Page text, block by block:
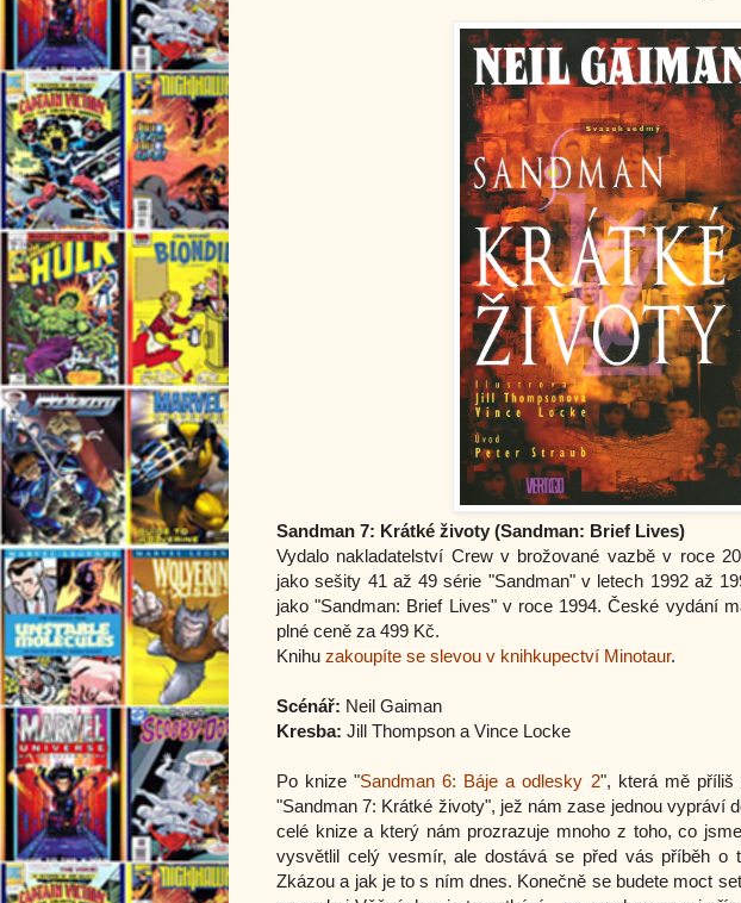
Sandman 7: Krátké životy (Sandman: Brief Lives)
Vydalo nakladatelství Crew v brožované vazbě v roce
jako sešity 41 až 49 série "Sandman" v letech 1992 až
jako "Sandman: Brief Lives" v roce 1994. České vydání
plné ceně za 499 Kč.
Knihu zakoupíte se slevou v knihkupectví Minotaur.
Scénář: Neil Gaiman
Kresba: Jill Thompson a Vince Locke
Po knize "Sandman 6: Báje a odlesky 2", která mě příliš
"Sandman 7: Krátké životy", jež nám zase jednou vypráví
celé knize a který nám prozrazuje mnoho z toho, co
vysvětlil celý vesmír, ale dostává se před vás příběh o
Zkázou a jak je to s ním dnes. Konečně se budete moct